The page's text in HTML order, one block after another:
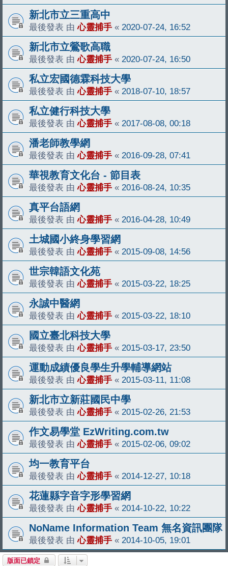
新北市立三重高中
最後發表 由心靈捕手 « 2020-07-24, 16:52
新北市立鶯歌高職
最後發表 由心靈捕手 « 2020-07-24, 16:50
私立宏國德霖科技大學
最後發表 由心靈捕手 « 2018-07-10, 18:57
私立健行科技大學
最後發表 由心靈捕手 « 2017-08-08, 00:18
潘老師教學網
最後發表 由心靈捕手 « 2016-09-28, 07:41
華視教育文化台 - 節目表
最後發表 由心靈捕手 « 2016-08-24, 10:35
真平台語網
最後發表 由心靈捕手 « 2016-04-28, 10:49
土城國小終身學習網
最後發表 由心靈捕手 « 2015-09-08, 14:56
世宗韓語文化苑
最後發表 由心靈捕手 « 2015-03-22, 18:25
永誠中醫網
最後發表 由心靈捕手 « 2015-03-22, 18:10
國立臺北科技大學
最後發表 由心靈捕手 « 2015-03-17, 23:50
運動成績優良學生升學輔導網站
最後發表 由心靈捕手 « 2015-03-11, 11:08
新北市立新莊國民中學
最後發表 由心靈捕手 « 2015-02-26, 21:53
作文易學堂 EzWriting.com.tw
最後發表 由心靈捕手 « 2015-02-06, 09:02
均一教育平台
最後發表 由心靈捕手 « 2014-12-27, 10:18
花蓮縣字音字形學習網
最後發表 由心靈捕手 « 2014-10-22, 10:22
NoName Information Team 無名資訊團隊
最後發表 由心靈捕手 « 2014-10-05, 19:01
版面已鎖定